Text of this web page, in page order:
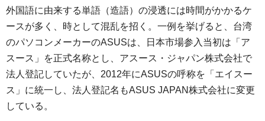
外国語に由来する単語（造語）の浸透には時間がかかるケ
ースが多く、時として混乱を招く。一例を挙げると、台湾
のパソコンメーカーのASUSは、日本市場参入当初は「ア
スース」を正式名称とし、アスース・ジャパン株式会社で
法人登記していたが、2012年にASUSの呼称を「エイスー
ス」に統一し、法人登記名もASUS JAPAN株式会社に変更
している。